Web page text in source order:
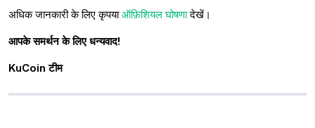
अधिक जानकारी के लिए कृपयाऑफ़िशियल घोषणादेखें।
आपके समर्थन के लिए धन्यवाद!
KuCoin टीम